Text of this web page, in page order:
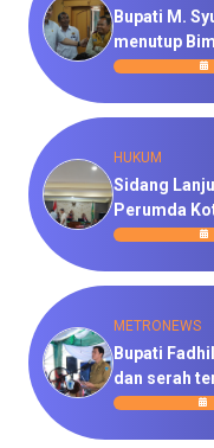
Bupati M.
menutup
HUKUM
Sidang
Perumda
METRONEWS
Bupati
dan serah